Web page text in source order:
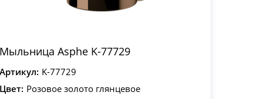
Мыльница Asphe K-77729
Артикул: K-77729
Цвет: Розовое золото глянцевое